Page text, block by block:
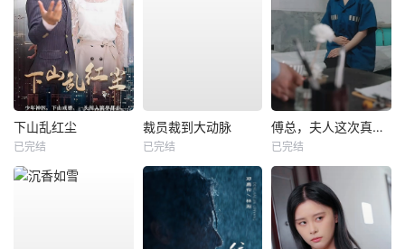
下山乱红尘
已完结
裁员裁到大动脉
已完结
傅总，夫人这次真的死了
已完结